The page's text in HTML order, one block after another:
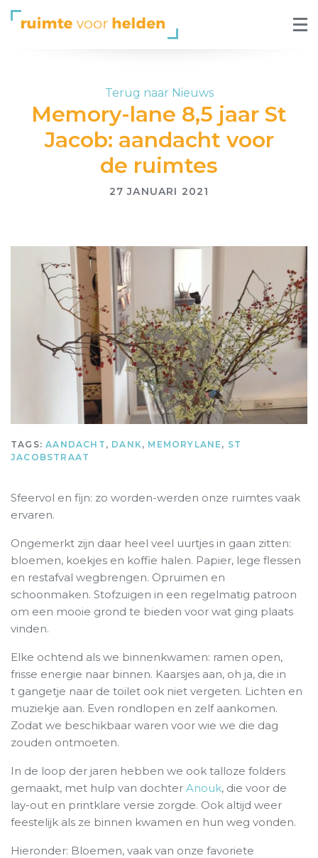
Terug naar Nieuws
Memory-lane 8,5 jaar St
Jacob: aandacht voor
de ruimtes
27 JANUARI 2021
TAGS:AANDACHT , DANK, MEMORYLANE, ST
JACOBSTRAAT
Sfeervol en fijn: zo worden-werden onze ruimtes vaak
ervaren.
Ongemerkt zijn daar heel veel uurtjes in gaan zitten:
bloemen, koekjes en koffie halen. Papier, lege flessen
en restafval wegbrengen. Opruimen en
schoonmaken. Stofzuigen in een regelmatig patroon
om een mooie grond te bieden voor wat ging plaats
vinden.
Elke ochtend als we binnenkwamen: ramen open,
frisse energie naar binnen. Kaarsjes aan, oh ja, die in
t gangetje naar de toilet ook niet vergeten. Lichten en
muziekje aan. Even rondlopen en zelf aankomen.
Zodat we beschikbaar waren voor wie we die dag
zouden ontmoeten.
In de loop der jaren hebben we ook talloze folders
gemaakt, met hulp van dochter Anouk, die voor de
lay-out en printklare versie zorgde. Ook altijd weer
feestelijk als ze binnen kwamen en hun weg vonden.
Hieronder: Bloemen, vaak van onze favoriete